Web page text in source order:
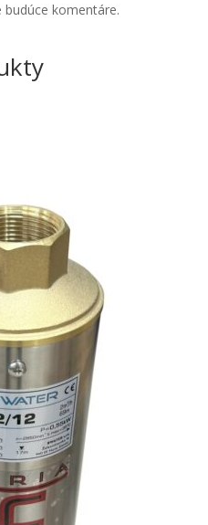
komentáre.